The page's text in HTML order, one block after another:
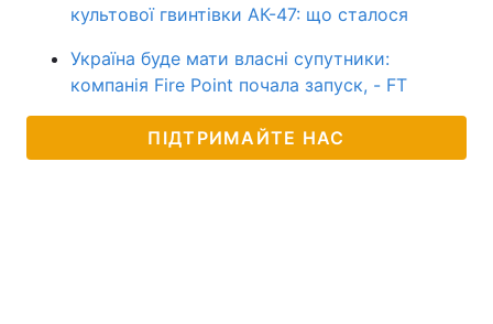
культової гвинтівки АК-47: що сталося
Україна буде мати власні супутники:
компанія Fire Point почала запуск, - FT
ПІДТРИМАЙТЕ НАС